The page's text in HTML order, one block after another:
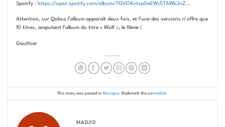
Spotify : https://open.spotify.com/album/7GVO4vtxp0eEWsETAWk3nZ…
Attention, sur Qobuz l’album apparaît deux fois, et l’une des versions n’offre que
10 titres, amputant l’album du titre « Wolf », le 11ème !
Gauthier
This entry was posted in Musique. Bookmark the permalink.
MADJID